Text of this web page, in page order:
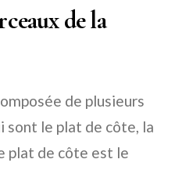
de la
de plusieurs
le plat de côte, la
plat de côte est le